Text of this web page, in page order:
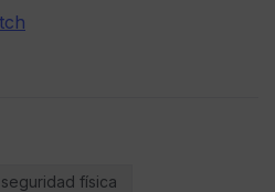
seguridad física